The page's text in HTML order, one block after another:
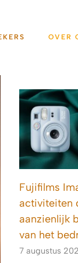
OVER
Fujifilms
activiteiten
aanzienlijk
van het
7 augustus